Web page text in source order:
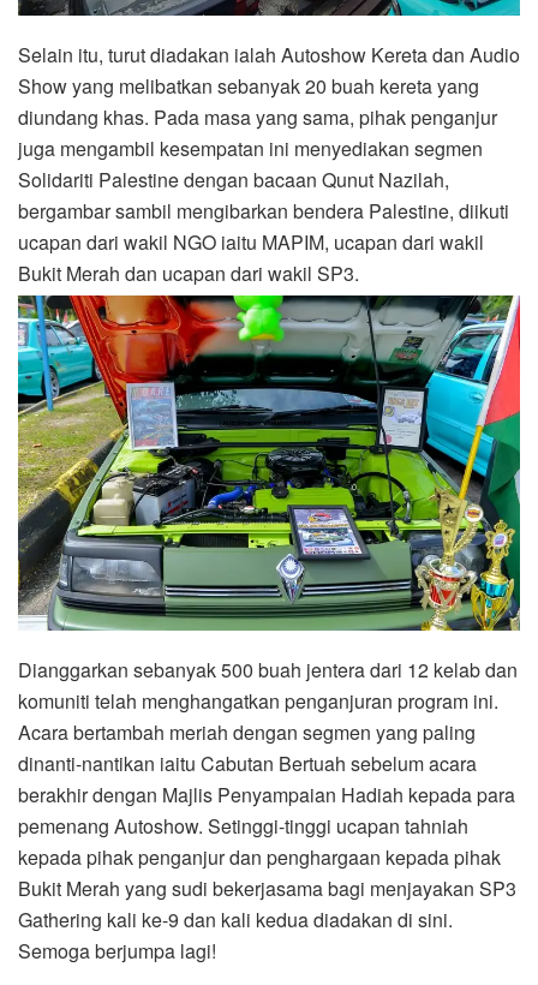
Selain itu, turut diadakan ialah Autoshow Kereta dan Audio
Show yang melibatkan sebanyak 20 buah kereta yang
diundang khas. Pada masa yang sama, pihak penganjur
juga mengambil kesempatan ini menyediakan segmen
Solidariti Palestine dengan bacaan Qunut Nazilah,
bergambar sambil mengibarkan bendera Palestine, diikuti
ucapan dari wakil NGO iaitu MAPIM, ucapan dari wakil
Bukit Merah dan ucapan dari wakil SP3.
Dianggarkan sebanyak 500 buah jentera dari 12 kelab dan
komuniti telah menghangatkan penganjuran program ini.
Acara bertambah meriah dengan segmen yang paling
dinanti-nantikan iaitu Cabutan Bertuah sebelum acara
berakhir dengan Majlis Penyampaian Hadiah kepada para
pemenang Autoshow. Setinggi-tinggi ucapan tahniah
kepada pihak penganjur dan penghargaan kepada pihak
Bukit Merah yang sudi bekerjasama bagi menjayakan SP3
Gathering kali ke-9 dan kali kedua diadakan di sini.
Semoga berjumpa lagi!